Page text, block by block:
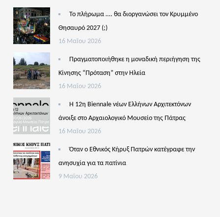
Το πλήρωμα …. θα διοργανώσει τον Κρυμμένο
Θησαυρό 2027 (;)
16 Μαΐου 2026
Πραγματοποιήθηκε η μοναδική περιήγηση της
Κίνησης “Πρόταση” στην Ηλεία
16 Μαΐου 2026
Η 12η Biennale νέων Ελλήνων Αρχιτεκτόνων
άνοιξε στο Αρχαιολογικό Μουσείο της Πάτρας
16 Μαΐου 2026
Όταν ο Εθνικός Κήρυξ Πατρών κατέγραφε την
ανησυχία για τα πατίνια
9 Μαΐου 2026